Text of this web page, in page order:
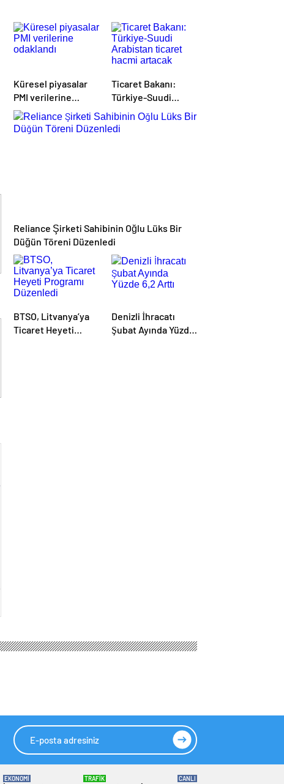
Küresel piyasalar
PMI verilerine
odaklandı
Ticaret Bakanı:
Türkiye-Suudi
Arabistan ticaret
hacmi artacak
Reliance Şirketi Sahibinin Oğlu Lüks Bir
Düğün Töreni Düzenledi
BTSO, Litvanya’ya
Ticaret Heyeti
Denizli İhracatı
Şubat Ayında Yüzde
EKONOMİ TRAFİK CANLI